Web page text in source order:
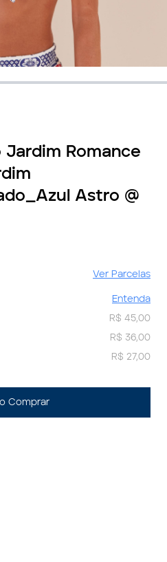
Jardim Romance
Astro @
Ver Parcelas
Entenda
R$ 45,00
R$ 36,00
R$ 27,00
Comprar